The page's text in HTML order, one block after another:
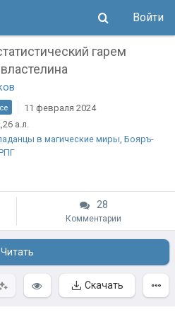
Войти
гарем
11 февраля 2024
а.л.
в магические миры,Бояръ-
28
Комментарии
Читать
Скачать